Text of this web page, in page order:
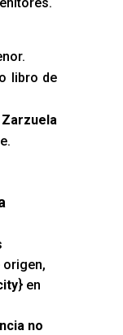
libro de
origen,
} en
no